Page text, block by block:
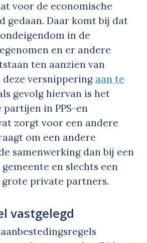
voor de economische
gedaan. Daar komt bij dat
in de
en er andere
ten aanzien van
versnippering aan te
gevolg hiervan is het
in PPS-en
zorgt voor een andere
om een andere
samenwerking dan bij een
gemeente en slechts een
private partners.
vastgelegd